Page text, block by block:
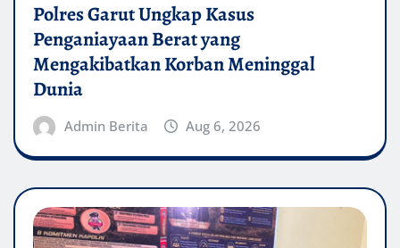
Polres Garut Ungkap Kasus
Penganiayaan Berat yang
Mengakibatkan Korban Meninggal
Dunia
Admin Berita Aug 6, 2026